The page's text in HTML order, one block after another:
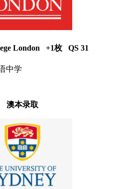
London +1枚 QS 31
中学
澳本录取